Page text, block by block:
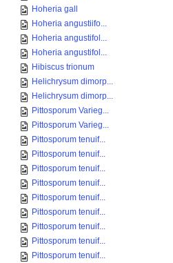
Hoheria gall
Hoheria angustiifo...
Hoheria angustifol...
Hoheria angustifol...
Hibiscus trionum
Helichrysum dimorp...
Helichrysum dimorp...
Pittosporum Varieg...
Pittosporum Varieg...
Pittosporum tenuif...
Pittosporum tenuif...
Pittosporum tenuif...
Pittosporum tenuif...
Pittosporum tenuif...
Pittosporum tenuif...
Pittosporum tenuif...
Pittosporum tenuif...
Pittosporum tenuif...